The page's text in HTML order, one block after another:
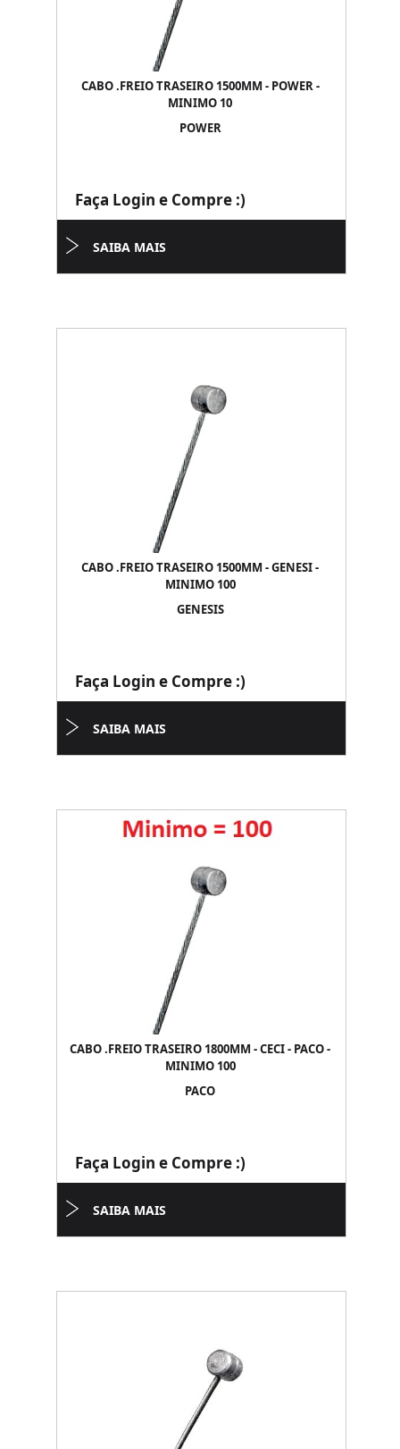
CABO .FREIO TRASEIRO 1500MM - POWER -
MINIMO 10
POWER
Faça Login e Compre :)
SAIBA MAIS
CABO .FREIO TRASEIRO 1500MM - GENESI -
MINIMO 100
GENESIS
Faça Login e Compre :)
SAIBA MAIS
CABO .FREIO TRASEIRO 1800MM - CECI - PACO -
MINIMO 100
PACO
Faça Login e Compre :)
SAIBA MAIS